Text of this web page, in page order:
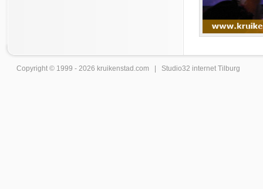
Copyright © 1999 - 2026 kruikenstad .com | Studio32 internet Tilburg